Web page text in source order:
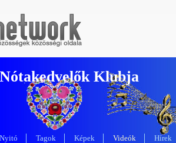
Nótakedvelők Klubja
Nyitó Tagok Képek Videók Hírek